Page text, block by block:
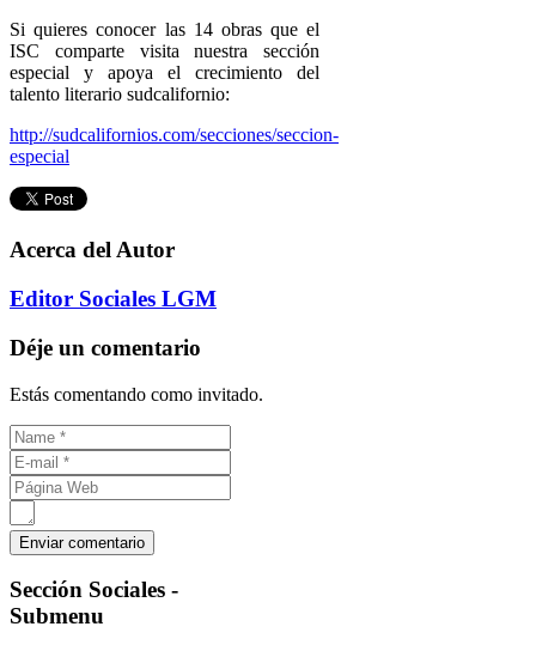
Si quieres conocer las 14 obras que el
ISC comparte visita nuestra sección
especial y apoya el crecimiento del
talento literario sudcalifornio:
http://sudcalifornios.com/secciones/seccion-
especial
Acerca del Autor
Editor Sociales LGM
Déje un comentario
Estás comentando como invitado.
Sección Sociales -
Submenu